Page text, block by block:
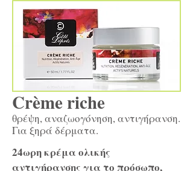
Crème riche
θρέψη, αναζωογόνηση, αντιγήρανση.
Για ξηρά δέρματα.
24ωρη κρέμα ολικής
αντιγήρανσης για το πρόσωπο,